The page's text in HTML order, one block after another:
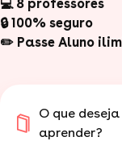
💻 8 professores
🔒 100% seguro
✏️ Passe Aluno
O que deseja
aprender?